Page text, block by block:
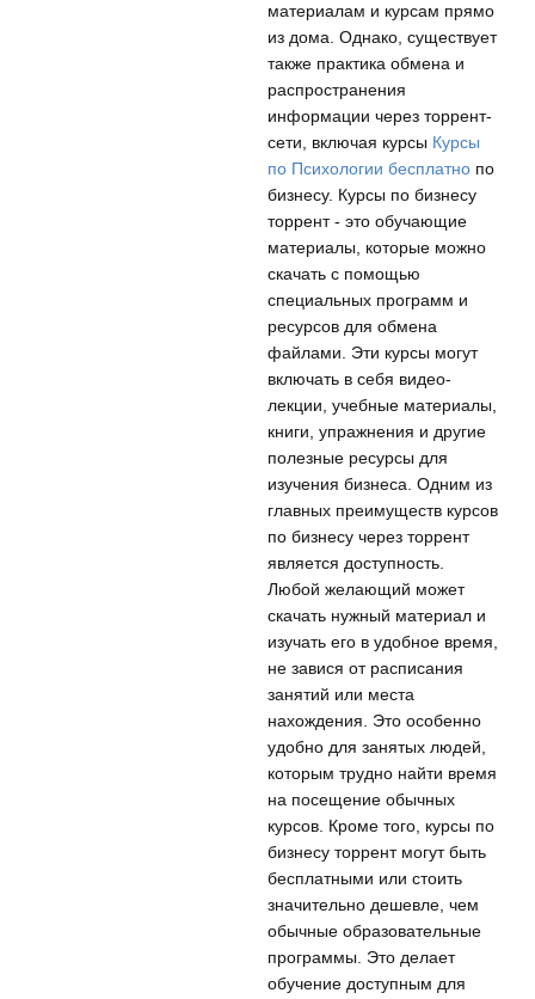
материалам и курсам прямо
из дома. Однако, существует
также практика обмена и
распространения
информации через торрент-
сети, включая курсы Курсы
по Психологии бесплатно по
бизнесу. Курсы по бизнесу
торрент - это обучающие
материалы, которые можно
скачать с помощью
специальных программ и
ресурсов для обмена
файлами. Эти курсы могут
включать в себя видео-
лекции, учебные материалы,
книги, упражнения и другие
полезные ресурсы для
изучения бизнеса. Одним из
главных преимуществ курсов
по бизнесу через торрент
является доступность.
Любой желающий может
скачать нужный материал и
изучать его в удобное время,
не завися от расписания
занятий или места
нахождения. Это особенно
удобно для занятых людей,
которым трудно найти время
на посещение обычных
курсов. Кроме того, курсы по
бизнесу торрент могут быть
бесплатными или стоить
значительно дешевле, чем
обычные образовательные
программы. Это делает
обучение доступным для